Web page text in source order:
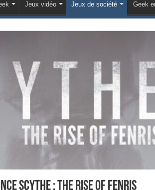
Jeux vidéo Jeux de société Geek
Scythe : The Rise of Fenris